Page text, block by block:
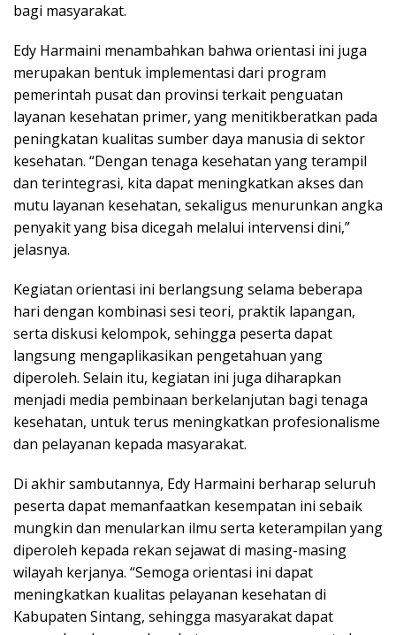
bagi masyarakat.
Edy Harmaini menambahkan bahwa orientasi ini juga
merupakan bentuk implementasi dari program
pemerintah pusat dan provinsi terkait penguatan
layanan kesehatan primer, yang menitikberatkan pada
peningkatan kualitas sumber daya manusia di sektor
kesehatan. “Dengan tenaga kesehatan yang terampil
dan terintegrasi, kita dapat meningkatkan akses dan
mutu layanan kesehatan, sekaligus menurunkan angka
penyakit yang bisa dicegah melalui intervensi dini,”
jelasnya.
Kegiatan orientasi ini berlangsung selama beberapa
hari dengan kombinasi sesi teori, praktik lapangan,
serta diskusi kelompok, sehingga peserta dapat
langsung mengaplikasikan pengetahuan yang
diperoleh. Selain itu, kegiatan ini juga diharapkan
menjadi media pembinaan berkelanjutan bagi tenaga
kesehatan, untuk terus meningkatkan profesionalisme
dan pelayanan kepada masyarakat.
Di akhir sambutannya, Edy Harmaini berharap seluruh
peserta dapat memanfaatkan kesempatan ini sebaik
mungkin dan menularkan ilmu serta keterampilan yang
diperoleh kepada rekan sejawat di masing-masing
wilayah kerjanya. “Semoga orientasi ini dapat
meningkatkan kualitas pelayanan kesehatan di
Kabupaten Sintang, sehingga masyarakat dapat